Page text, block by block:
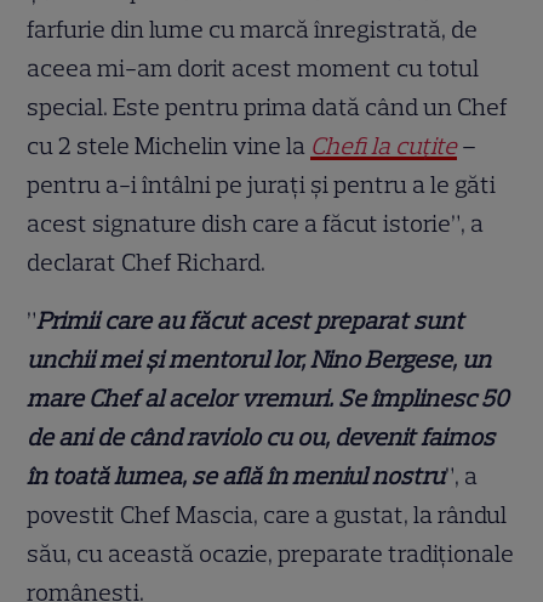
farfurie din lume cu marcă înregistrată, de
aceea mi-am dorit acest moment cu totul
special. Este pentru prima dată când un Chef
cu 2 stele Michelin vine la Chefi la cuțite–
pentru a-i întâlni pe jurați și pentru a le găti
acest signature dish care a făcut istorie”, a
declarat Chef Richard.
”Primii care au făcut acest preparat sunt
unchii mei și mentorul lor, Nino Bergese, un
mare Chef al acelor vremuri. Se împlinesc 50
de ani de când raviolo cu ou, devenit faimos
în toată lumea, se află în meniul nostru”, a
povestit Chef Mascia, care a gustat, la rândul
său, cu această ocazie, preparate tradiționale
românești.